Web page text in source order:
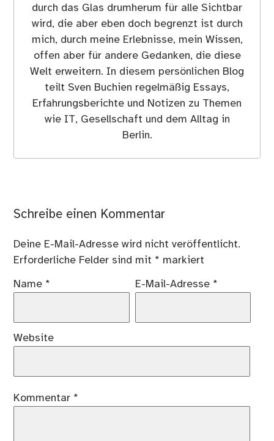
durch das Glas drumherum für alle Sichtbar
wird, die aber eben doch begrenzt ist durch
mich, durch meine Erlebnisse, mein Wissen,
offen aber für andere Gedanken, die diese
Welt erweitern. In diesem persönlichen Blog
teilt Sven Buchien regelmäßig Essays,
Erfahrungsberichte und Notizen zu Themen
wie IT, Gesellschaft und dem Alltag in
Berlin.
Schreibe einen Kommentar
Deine E-Mail-Adresse wird nicht veröffentlicht.
Erforderliche Felder sind mit * markiert
Name * E-Mail-Adresse *
Website
Kommentar *